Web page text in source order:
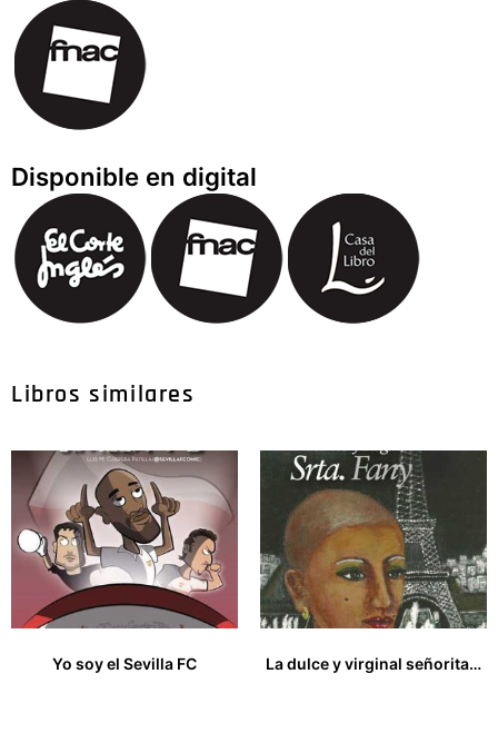
Disponible en digital
Libros similares
Yo soy el Sevilla FC
La dulce y virginal señorita Fany